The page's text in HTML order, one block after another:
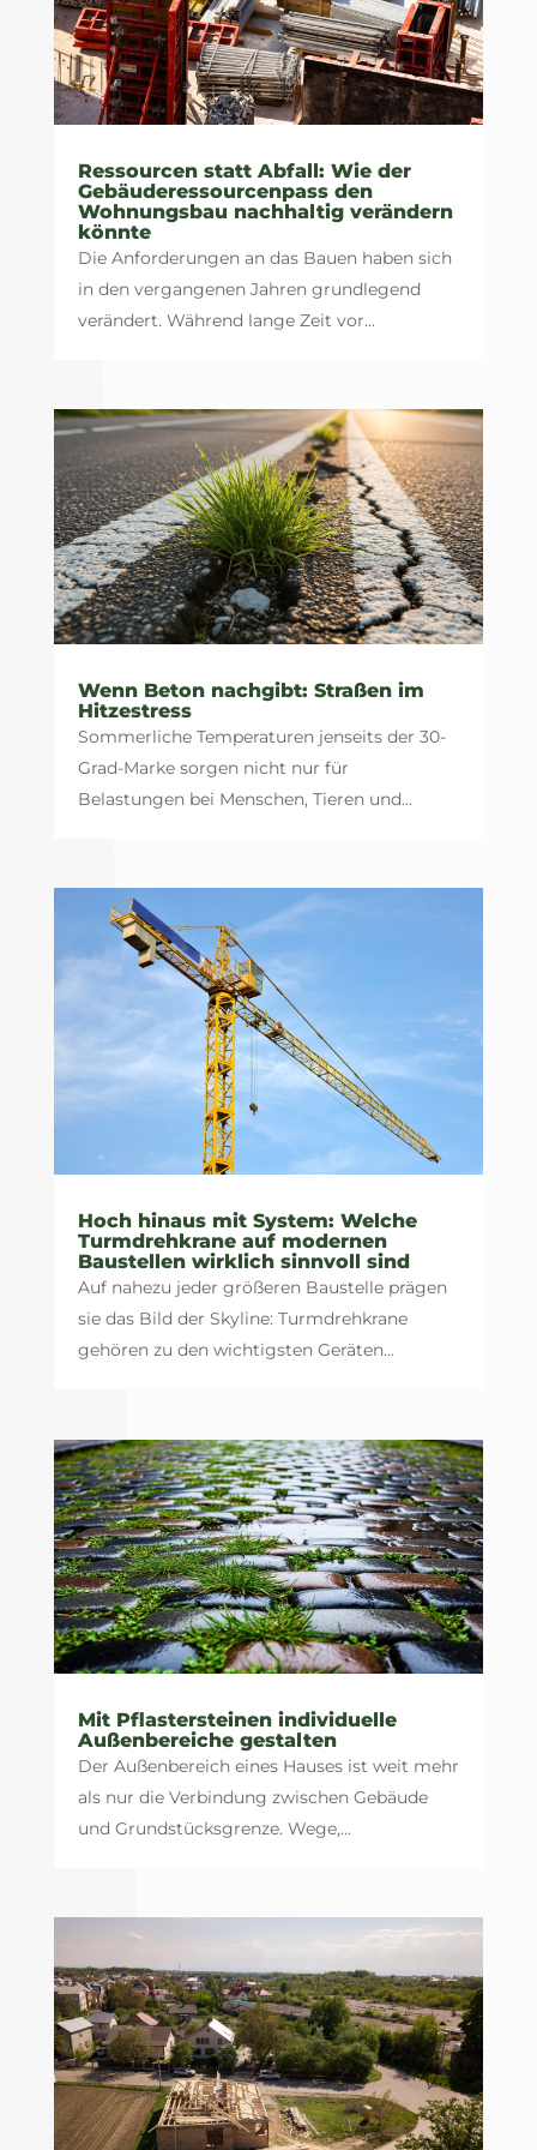
Ressourcen statt Abfall: Wie der
Gebäuderessourcenpass den
Wohnungsbau nachhaltig verändern
könnte
Die Anforderungen an das Bauen haben sich
in den vergangenen Jahren grundlegend
verändert. Während lange Zeit vor...
Wenn Beton nachgibt: Straßen im
Hitzestress
Sommerliche Temperaturen jenseits der 30-
Grad-Marke sorgen nicht nur für
Belastungen bei Menschen, Tieren und...
Hoch hinaus mit System: Welche
Turmdrehkrane auf modernen
Baustellen wirklich sinnvoll sind
Auf nahezu jeder größeren Baustelle prägen
sie das Bild der Skyline: Turmdrehkrane
gehören zu den wichtigsten Geräten...
Mit Pflastersteinen individuelle
Außenbereiche gestalten
Der Außenbereich eines Hauses ist weit mehr
als nur die Verbindung zwischen Gebäude
und Grundstücksgrenze. Wege,...